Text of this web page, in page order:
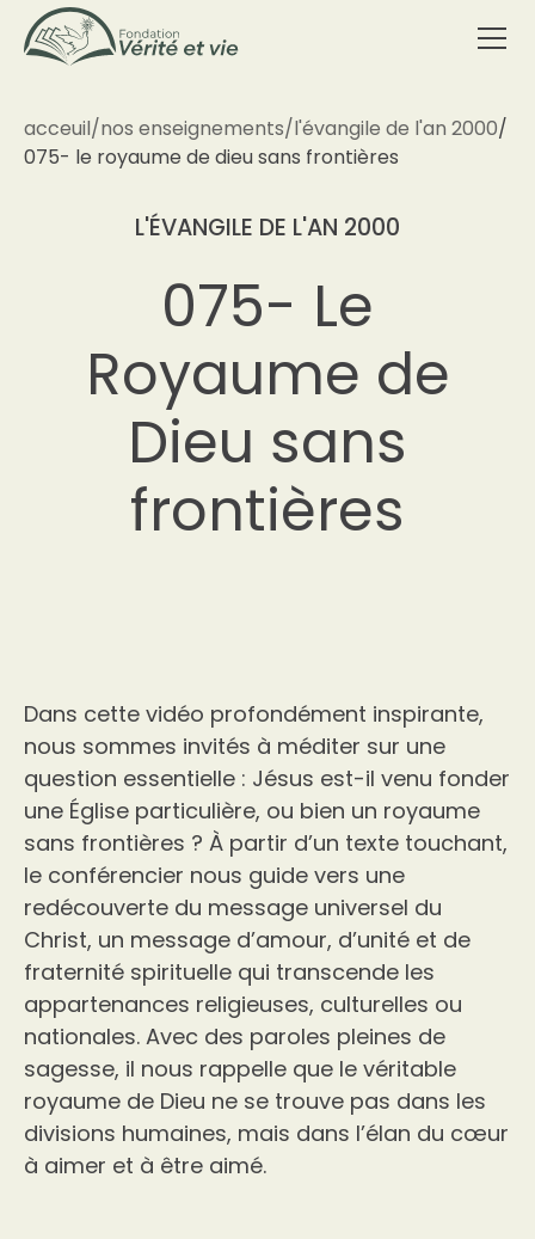
acceuil/nos enseignements/l'évangile de l'an 2000/
075- le royaume de dieu sans frontières
L'ÉVANGILE DE L'AN 2000
075- Le
Royaume de
Dieu sans
frontières
Dans cette vidéo profondément inspirante,
nous sommes invités à méditer sur une
question essentielle : Jésus est-il venu fonder
une Église particulière, ou bien un royaume
sans frontières ? À partir d’un texte touchant,
le conférencier nous guide vers une
redécouverte du message universel du
Christ, un message d’amour, d’unité et de
fraternité spirituelle qui transcende les
appartenances religieuses, culturelles ou
nationales. Avec des paroles pleines de
sagesse, il nous rappelle que le véritable
royaume de Dieu ne se trouve pas dans les
divisions humaines, mais dans l’élan du cœur
à aimer et à être aimé.